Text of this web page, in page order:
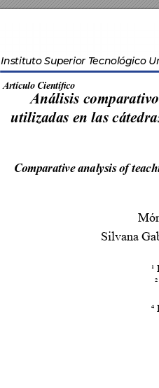
Instituto Superior Tecnológico
Análisis
utilizadas en las
Comparative analysis of
Artículo Cientíco